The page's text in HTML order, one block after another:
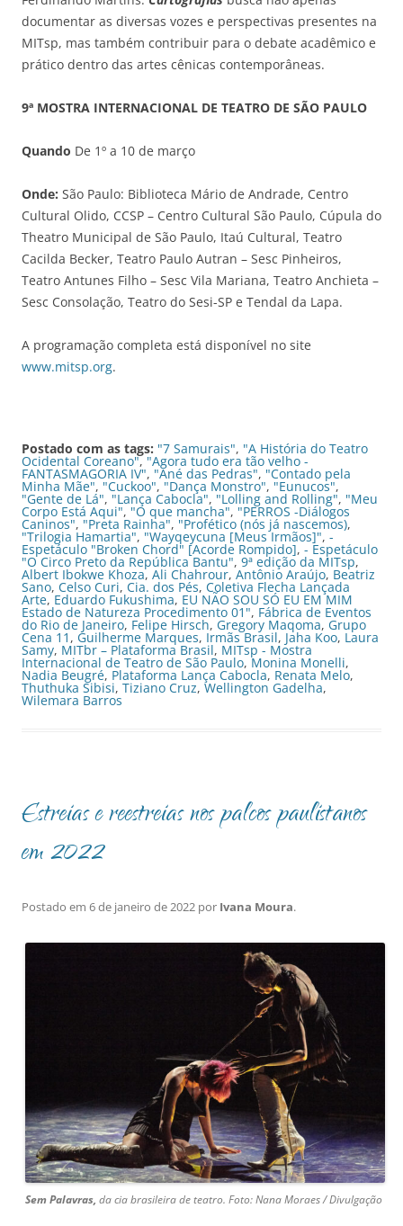
documentar as diversas vozes e perspectivas presentes na
MITsp, mas também contribuir para o debate acadêmico e
prático dentro das artes cênicas contemporâneas.
9ª MOSTRA INTERNACIONAL DE TEATRO DE SÃO PAULO
Quando De 1º a 10 de março
Onde: São Paulo: Biblioteca Mário de Andrade, Centro
Cultural Olido, CCSP – Centro Cultural São Paulo, Cúpula do
Theatro Municipal de São Paulo, Itaú Cultural, Teatro
Cacilda Becker, Teatro Paulo Autran – Sesc Pinheiros,
Teatro Antunes Filho – Sesc Vila Mariana, Teatro Anchieta –
Sesc Consolação, Teatro do Sesi-SP e Tendal da Lapa.
A programação completa está disponível no site
www.mitsp.org.
Postado com as tags: "7 Samurais", "A História do Teatro
Ocidental Coreano", "Agora tudo era tão velho -
FANTASMAGORIA IV", "Ané das Pedras", "Contado pela
Minha Mãe", "Cuckoo", "Dança Monstro", "Eunucos",
"Gente de Lá", "Lança Cabocla", "Lolling and Rolling", "Meu
Corpo Está Aqui", "O que mancha", "PERROS -Diálogos
Caninos", "Preta Rainha", "Profético (nós já nascemos),
"Trilogia Hamartia", "Wayqeycuna [Meus Irmãos]", -
Espetáculo "Broken Chord" [Acorde Rompido], - Espetáculo
"O Circo Preto da República Bantu", 9ª edição da MITsp,
Albert Ibokwe Khoza, Ali Chahrour, Antônio Araújo, Beatriz
Sano, Celso Curi, Cia. dos Pés, Coletiva Flecha Lançada
Arte, Eduardo Fukushima, EU NÃO SOU SÓ EU EM MIM
Estado de Natureza Procedimento 01", Fábrica de Eventos
do Rio de Janeiro, Felipe Hirsch, Gregory Maqoma, Grupo
Cena 11 , Guilherme Marques, Irmãs Brasil, Jaha Koo, Laura
Samy, MITbr – Plataforma Brasil, MITsp - Mostra
Internacional de Teatro de São Paulo, Monina Monelli,
Nadia Beugré, Plataforma Lança Cabocla, Renata Melo,
Thuthuka Sibisi, Tiziano Cruz, Wellington Gadelha,
Wilemara Barros
Estreias e reestreias nos palcos paulistanos
em 2022
Postado em 6 de janeiro de 2022 por Ivana Moura.
Sem Palavras, da cia brasileira de teatro. Foto: Nana Moraes / Divulgação